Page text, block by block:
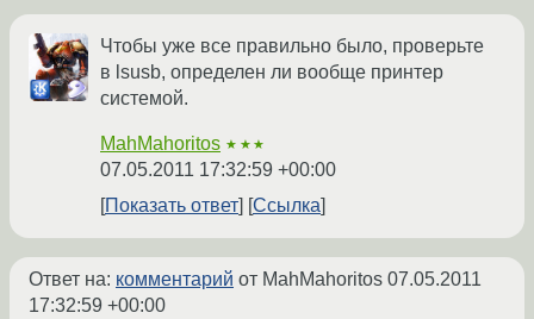
Чтобы уже все правильно было, проверьте
в lsusb, определен ли вообще принтер
системой.
MahMahoritos ★★★
07.05.2011 17:32:59 +00:00
Показать ответ
Ссылка
Ответ на: комментарий от MahMahoritos 07.05.2011
17:32:59 +00:00